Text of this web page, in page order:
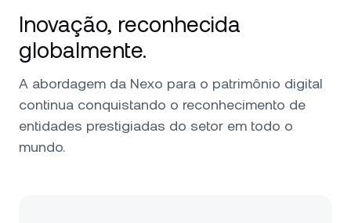
Inovação, reconhecida
globalmente.
A abordagem da Nexo para o patrimônio digital
continua conquistando o reconhecimento de
entidades prestigiadas do setor em todo o
mundo.